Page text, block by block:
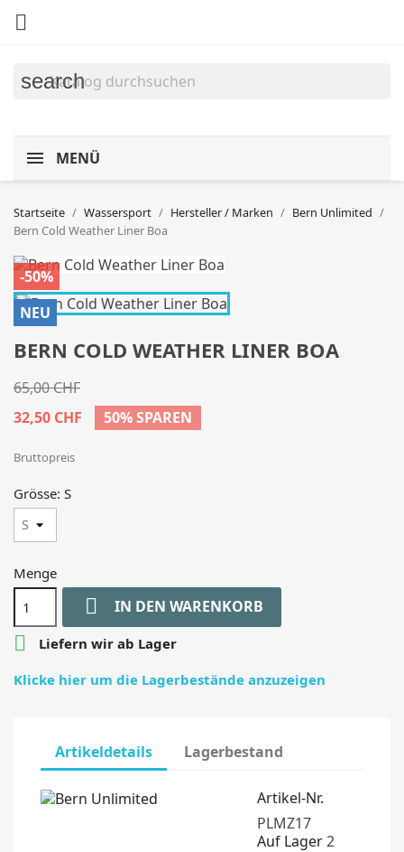

search
MENÜ
Startseite Wassersport Hersteller / Marken
Bern Unlimited
Bern Cold Weather Liner Boa
-50%
NEU
BERN COLD WEATHER LINER BOA
65,00 CHF
32,50 CHF
50% SPAREN
Bruttopreis
Grösse: S
Menge
 IN DEN WARENKORB

Liefern wir ab Lager
Klicke hier um die Lagerbestände anzuzeigen
Artikeldetails Lagerbestand
Artikel-Nr.
PLMZ17
Auf Lager2